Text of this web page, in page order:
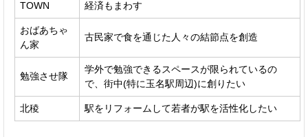
TOWN
経済もまわす
おばあちゃ
ん家
古民家で食を通じた人々の結節点を創造
勉強させ隊
学外で勉強できるスペースが限られているの
で、街中(特に玉名駅周辺)に創りたい
北稜 駅をリフォームして若者が駅を活性化したい